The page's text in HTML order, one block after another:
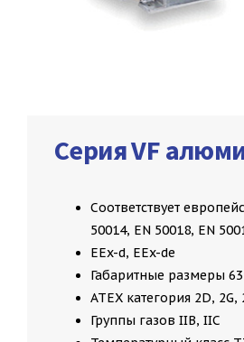
Серия VF
Соответствует
50014, EN 50018, EN
EEx-d, EEx-de
Габаритные размеры
ATEX категория 2D, 2G,
Группы газов IIB, IIC